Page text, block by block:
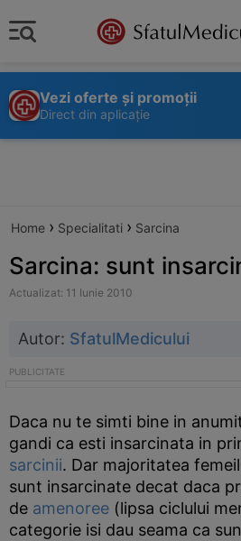
Vezi oferte și promoții
Direct din aplicație
Home › Specialitati › Sarcina
Sarcina: sunt
Actualizat: 11 Iunie 2010
Autor: SfatulMedicului
Daca nu te simti bine in
gandi ca esti insarcinata in
sarcinii. Dar majoritatea
sunt insarcinate decat daca
de amenoree (lipsa ciclului
categorie isi dau seama ca